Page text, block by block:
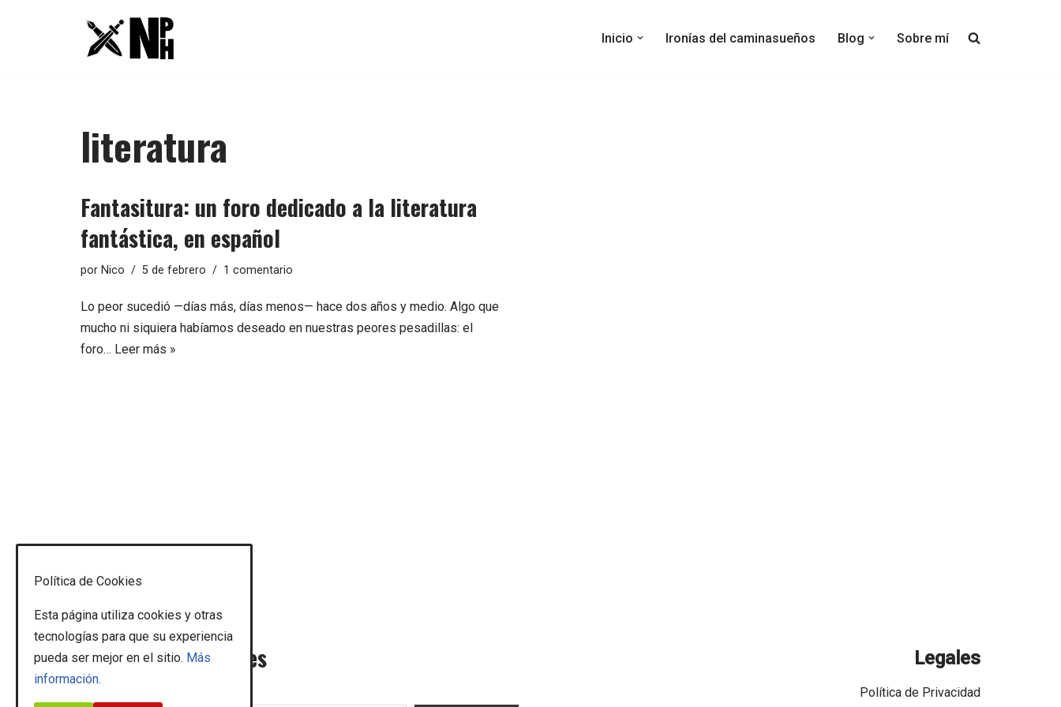
Inicio Ironías del caminasueños Blog Sobre mí
literatura
Fantasitura: un foro dedicado a la literatura
fantástica, en español
por Nico 5 de febrero 1 comentario
Lo peor sucedió —días más, días menos— hace dos años y medio. Algo que
mucho ni siquiera habíamos deseado en nuestras peores pesadillas: el
foro… Leer más »
Sigue mis novedades Legales
Política de Privacidad
Política de Cookies
Esta página utiliza cookies y otras
tecnologías para que su experiencia
pueda ser mejor en el sitio. Más
información.